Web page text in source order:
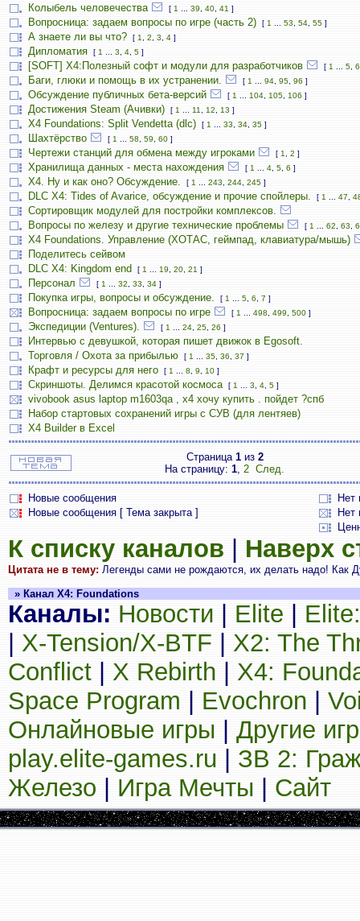
Колыбель человечества [ 1 39 40 41 ]
Вопросница: задаем вопросы по игре (часть 2) [ 1 53 54 55 ]
А знаете ли вы что? [ 1 2 3 4 ]
Дипломатия [ 1 3 4 5 ]
[SOFT] X4:Полезный софт и модули для разработчиков [ 1 5 6
Баги, глюки и помощь в их устранении. [ 1 94 95 96 ]
Обсуждение публичных бета-версий [ 1 104 105 106 ]
Достижения Steam (Ачивки) [ 1 11 12 13 ]
X4 Foundations: Split Vendetta (dlc) [ 1 33 34 35 ]
Шахтёрство [ 1 58 59 60 ]
Чертежи станций для обмена между игроками [ 1 2 ]
Хранилища данных - места нахождения [ 1 4 5 6 ]
Х4. Ну и как оно? Обсуждение. [ 1 243 244 245 ]
DLC X4: Tides of Avarice, обсуждение и прочие спойлеры. [ 1 47
Сортировщик модулей для постройки комплексов.
Вопросы по железу и другие технические проблемы
[ 1 62 63
X4 Foundations. Управление (ХОТАС, геймпад, клавиатура/мышь)
Поделитесь сейвом
DLC X4: Kingdom end
[ 1 19 20 21 ]
Персонал [ 1 32 33 34 ]
Покупка игры, вопросы и обсуждение. [ 1 5 6 7 ]
Вопросница: задаем вопросы по игре [ 1 498 499 500 ]
Экспедиции (Ventures). [ 1 24 25 26 ]
Интервью с девушкой, которая пишет движок в Egosoft.
Торговля / Охота за прибылью
[ 1 35 36 37 ]
Крафт и ресурсы для него [ 1 8 9 10 ]
Скриншоты. Делимся красотой космоса [ 1 3 4 5 ]
vivobook asus laptop m1603qa , х4 хочу купить . пойдет ?спб
Набор стартовых сохранений игры с СУВ (для лентяев)
X4 Builder в Excel
Страница 1из 2
На страницу: 1, 2 След.
Новые сообщения
Нет
Новые сообщения [ Тема закрыта ]
Нет
К списку каналов Наверх
Цитата не в тему: Легенды сами не рождаются, их делать надо! Как
» Канал X4: Foundations
Каналы: Новости Elite
X-Tension/X-BTF
X2: The
Conflict
X Rebirth
X4:
Space Program
Evochron
Онлайновые игры
Другие
play.elite-games.ru
ЗВ 2:
Железо
Игра Мечты Сайт